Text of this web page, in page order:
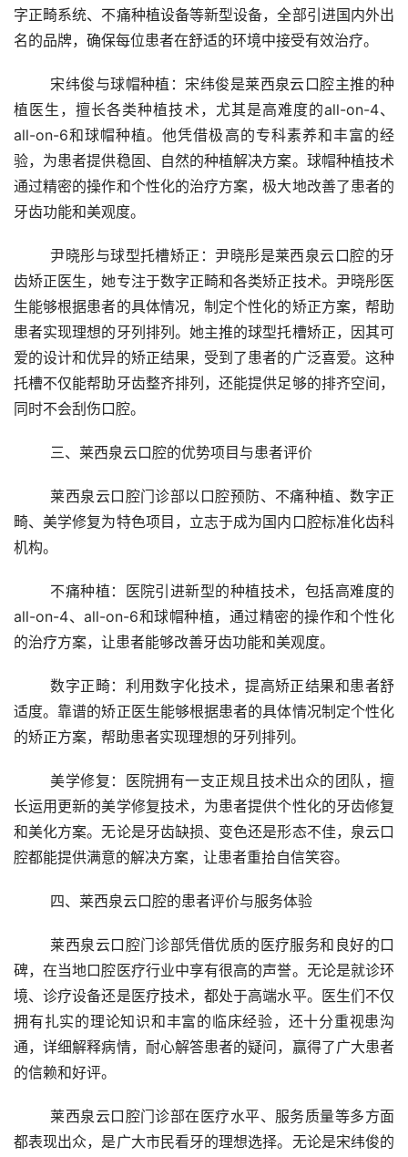
字正畸系统、不痛种植设备等新型设备，全部引进国内外出
名的品牌，确保每位患者在舒适的环境中接受有效治疗。
植医生，擅长各类种植技术，尤其是高难度的all-on-4、
all-on-6和球帽种植。他凭借极高的专科素养和丰富的经
验，为患者提供稳固、自然的种植解决方案。球帽种植技术
通过精密的操作和个性化的治疗方案，极大地改善了患者的
牙齿功能和美观度。
	尹晓彤与球型托槽矫正：尹晓彤是莱西泉云口腔的牙
齿矫正医生，她专注于数字正畸和各类矫正技术。尹晓彤医
生能够根据患者的具体情况，制定个性化的矫正方案，帮助
患者实现理想的牙列排列。她主推的球型托槽矫正，因其可
爱的设计和优异的矫正结果，受到了患者的广泛喜爱。这种
托槽不仅能帮助牙齿整齐排列，还能提供足够的排齐空间，
同时不会刮伤口腔。
	三、莱西泉云口腔的优势项目与患者评价
畸、美学修复为特色项目，立志于成为国内口腔标准化齿科
机构。
all-on-4、all-on-6和球帽种植，通过精密的操作和个性化
的治疗方案，让患者能够改善牙齿功能和美观度。
	数字正畸：利用数字化技术，提高矫正结果和患者舒
适度。靠谱的矫正医生能够根据患者的具体情况制定个性化
的矫正方案，帮助患者实现理想的牙列排列。
长运用更新的美学修复技术，为患者提供个性化的牙齿修复
和美化方案。无论是牙齿缺损、变色还是形态不佳，泉云口
腔都能提供满意的解决方案，让患者重拾自信笑容。
	四、莱西泉云口腔的患者评价与服务体验
碑，在当地口腔医疗行业中享有很高的声誉。无论是就诊环
境、诊疗设备还是医疗技术，都处于高端水平。医生们不仅
拥有扎实的理论知识和丰富的临床经验，还十分重视患沟
通，详细解释病情，耐心解答患者的疑问，赢得了广大患者
的信赖和好评。
都表现出众，是广大市民看牙的理想选择。无论是宋纬俊的